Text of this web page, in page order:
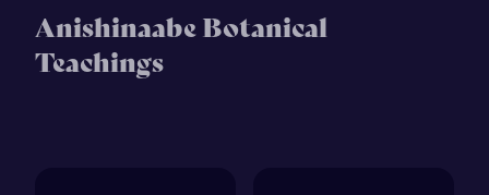
Anishinaabe Botanical
Teachings